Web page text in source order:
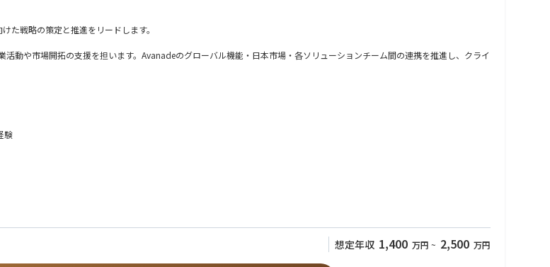
た戦略の策定と推進をリードします。
動や市場開拓の支援を担います。Avanadeのグローバル機能・日本市場・各ソリューションチーム間の連携を推進し、クライ
、GTM戦略を策定・実行
験
アントプロジェクトの経験
想定年収 1,400 万円 ~ 2,500 万円